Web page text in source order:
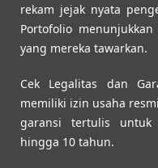
rekam jejak nyata
Portofolio
yang mereka tawarkan.
Cek Legalitas dan
memiliki izin usaha
garansi tertulis
hingga 10 tahun.